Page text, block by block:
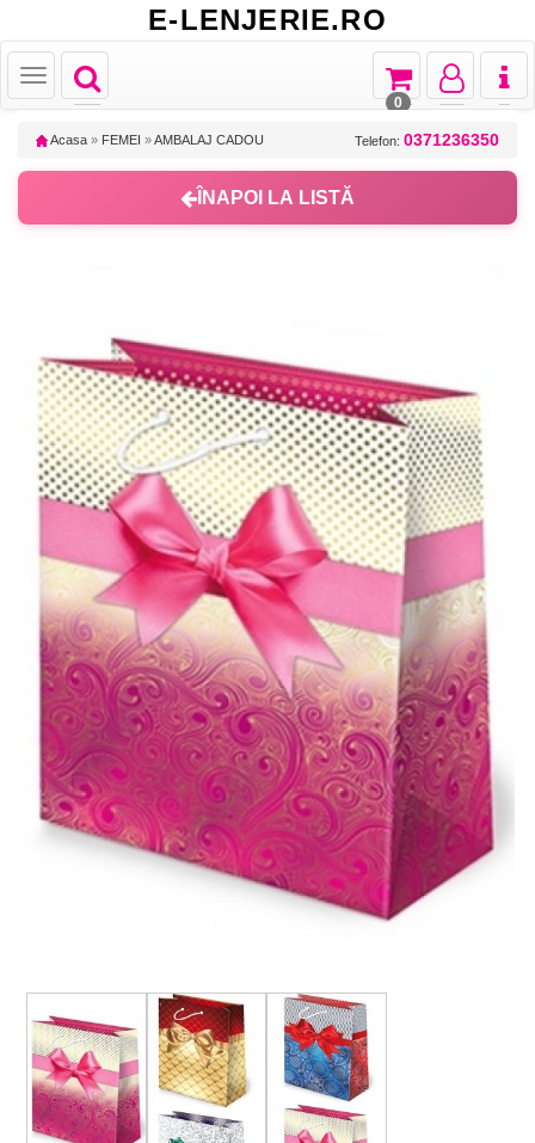
E-LENJERIE.RO
Toggle
navigation
Toggle
Toggle
navigation
Toggle
navigation
Toggle
navigation
0
Acasa » FEMEI »AMBALAJ CADOU Telefon: 0371236350
ÎNAPOI LA LISTĂ